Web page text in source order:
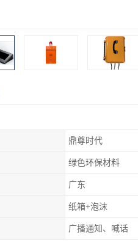
鼎尊时代
绿色环保材料
广东
纸箱+泡沫
广播通知、喊话